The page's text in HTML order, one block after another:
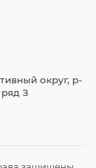
округ, р-
З